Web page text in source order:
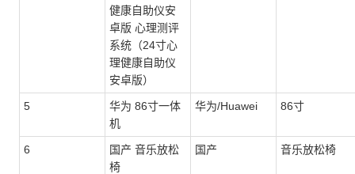
健康自助仪安
卓版 心理测评
系统（24寸心
理健康自助仪
安卓版）
5
华为 86寸一体
机
华为/Huawei 86寸
6
国产 音乐放松
椅
国产 音乐放松椅